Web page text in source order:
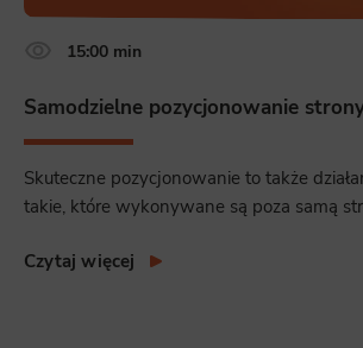
15:00 min
Samodzielne pozycjonowanie
Skuteczne pozycjonowanie to także
takie, które wykonywane są poza samą
Czytaj więcej